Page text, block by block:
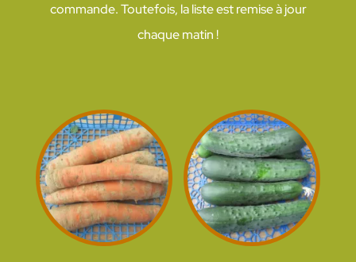
commande. Toutefois, la liste est remise à jour
chaque matin !